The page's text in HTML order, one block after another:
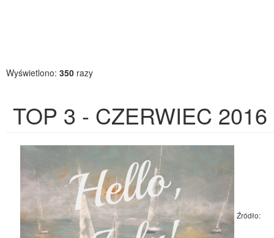
Wyświetlono: 350 razy
TOP 3 - CZERWIEC 2016
Źródło: